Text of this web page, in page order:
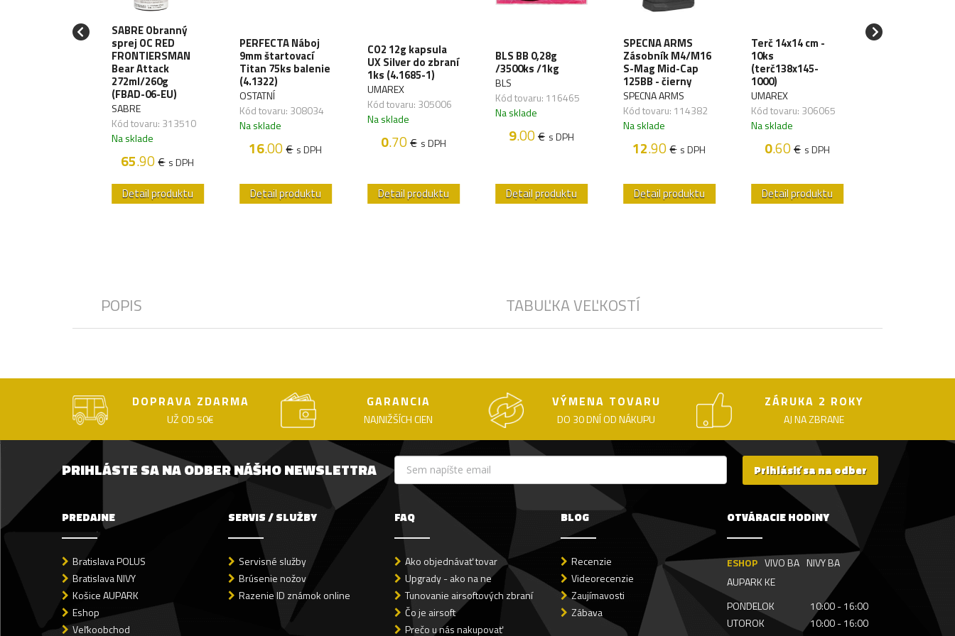
SABRE Obranný
sprej OC RED
FRONTIERSMAN
Bear Attack
272ml/260g
(FBAD-06-EU)
SABRE
Kód tovaru: 313510
Na sklade
65.90€ s DPH
Detail produktu
PERFECTA Náboj
9mm štartovací
Titan 75ks balenie
(4.1322)
OSTATNÍ
Kód tovaru: 308034
Na sklade
16.00€ s DPH
Detail produktu
CO2 12g kapsula
UX Silver do zbraní
1ks (4.1685-1)
UMAREX
Kód tovaru: 305006
Na sklade
0.70€ s DPH
Detail produktu
BLS BB 0,28g
/3500ks /1kg
BLS
Kód tovaru: 116465
Na sklade
9.00€ s DPH
Detail produktu
SPECNA ARMS
Zásobník M4/M16
S-Mag Mid-Cap
125BB - čierny
SPECNA ARMS
Kód tovaru: 114382
Na sklade
12.90€ s DPH
Detail produktu
Terč 14x14 cm -
10ks
(terč138x145-
1000)
UMAREX
Kód tovaru: 306065
Na sklade
0.60€ s DPH
Detail produktu
SPECNA ARMS
POPIS TABUĽKA VEĽKOSTÍ
DOPRAVA ZDARMA
UŽ OD 50€
GARANCIA
NAJNIŽŠÍCH CIEN
VÝMENA TOVARU
DO 30 DNÍ OD NÁKUPU
ZÁRUKA 2 ROKY
AJ NA ZBRANE
PRIHLÁSTE SA NA ODBER NÁŠHO NEWSLETTRA Prihlásiť sa na odber
PREDAJNE
Bratislava POLUS
Bratislava NIVY
Košice AUPARK
Eshop
Veľkoobchod
SERVIS / SLUŽBY
Servisné služby
Brúsenie nožov
Razenie ID známok online
FAQ
Ako objednávať tovar
Upgrady - ako na ne
Tunovanie airsoftových zbraní
Čo je airsoft
Prečo u nás nakupovať
BLOG
Recenzie
Videorecenzie
Zaujímavosti
Zábava
OTVÁRACIE HODINY
ESHOP VIVO BA NIVY BA
AUPARK KE
PONDELOK
10:00 - 16:00
UTOROK
10:00 - 16:00